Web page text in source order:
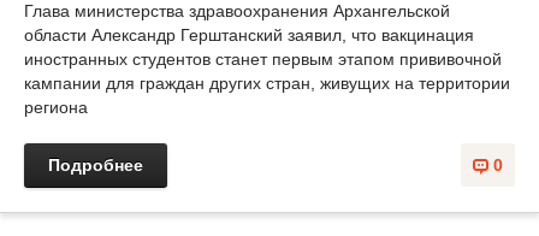
Глава министерства здравоохранения Архангельской
области Александр Герштанский заявил, что вакцинация
иностранных студентов станет первым этапом прививочной
кампании для граждан других стран, живущих на территории
региона
0
Подробнее